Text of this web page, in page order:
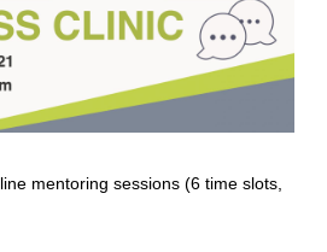
mentoring sessions (6 time slots,